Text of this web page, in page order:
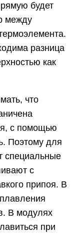
будет
между
разница
как
что
с помощью
Поэтому для
специальные
с
припоя. В
В модулях
при